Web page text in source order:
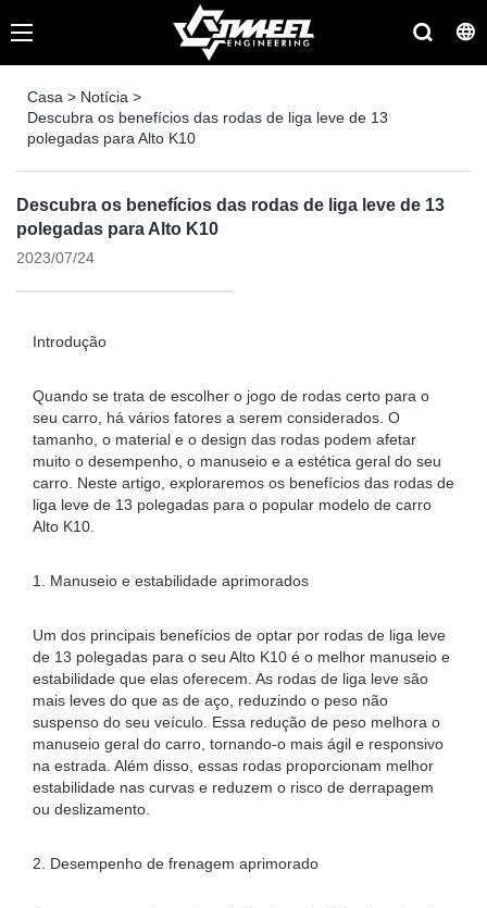
Casa > Notícia >
Descubra os benefícios das rodas de liga leve de 13
polegadas para Alto K10
Descubra os benefícios das rodas de liga leve de 13
polegadas para Alto K10
2023/07/24
Introdução
Quando se trata de escolher o jogo de rodas certo para o
seu carro, há vários fatores a serem considerados. O
tamanho, o material e o design das rodas podem afetar
muito o desempenho, o manuseio e a estética geral do seu
carro. Neste artigo, exploraremos os benefícios das rodas de
liga leve de 13 polegadas para o popular modelo de carro
Alto K10.
1. Manuseio e estabilidade aprimorados
Um dos principais benefícios de optar por rodas de liga leve
de 13 polegadas para o seu Alto K10 é o melhor manuseio e
estabilidade que elas oferecem. As rodas de liga leve são
mais leves do que as de aço, reduzindo o peso não
suspenso do seu veículo. Essa redução de peso melhora o
manuseio geral do carro, tornando-o mais ágil e responsivo
na estrada. Além disso, essas rodas proporcionam melhor
estabilidade nas curvas e reduzem o risco de derrapagem
ou deslizamento.
2. Desempenho de frenagem aprimorado